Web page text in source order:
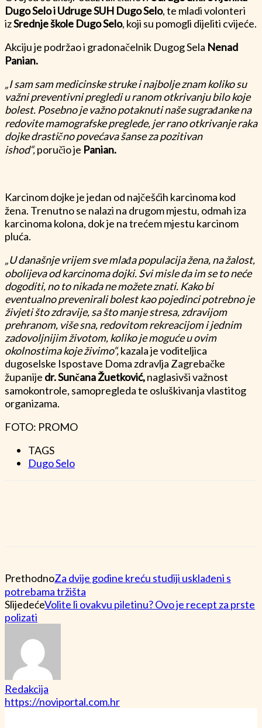
Dugo Selo i Udruge SUH Dugo Selo, te mladi volonteri
izSrednje škole Dugo Selo, koji su pomogli dijeliti cvijeće.
Akciju je podržao i gradonačelnik Dugog Sela Nenad
Panian.
„I sam sam medicinske struke i najbolje znam koliko su
važni preventivni pregledi u ranom otkrivanju bilo koje
bolest. Posebno je važno potaknuti naše sugrađanke na
redovite mamografske preglede, jer rano otkrivanje raka
dojke drastično povećava šanse za pozitivan
ishod“,poručio je Panian.
Karcinom dojke je jedan od najčešćih karcinoma kod
žena. Trenutno se nalazi na drugom mjestu, odmah iza
karcinoma kolona, dok je na trećem mjestu karcinom
pluća.
„U današnje vrijem sve mlađa populacija žena, na žalost,
obolijeva od karcinoma dojki. Svi misle da im se to neće
dogoditi, no to nikada ne možete znati. Kako bi
eventualno prevenirali bolest kao pojedinci potrebno je
živjeti što zdravije, sa što manje stresa, zdravijom
prehranom, više sna, redovitom rekreacijom i jednim
zadovoljnijim životom, koliko je moguće u ovim
okolnostima koje živimo“,kazala je voditeljica
dugoselske Ispostave Doma zdravlja Zagrebačke
županije dr. Sunčana Žuetković,naglasivši važnost
samokontrole, samopregleda te osluškivanja vlastitog
organizama.
FOTO: PROMO
TAGS
Dugo Selo
PrethodnoZa dvije godine kreću studiji usklađeni s
potrebama tržišta
SlijedećeVolite li ovakvu piletinu? Ovo je recept za prste
polizati
Redakcija
https://noviportal.com.hr